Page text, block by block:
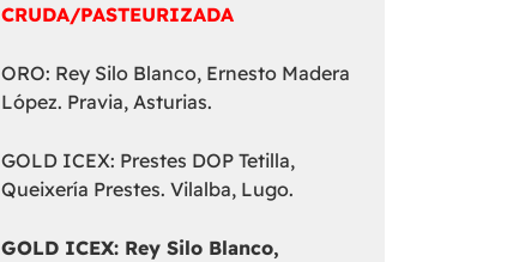
CRUDA/PASTEURIZADA
ORO: Rey Silo Blanco, Ernesto Madera
López. Pravia, Asturias.
GOLD ICEX: Prestes DOP Tetilla,
Queixería Prestes. Vilalba, Lugo.
GOLD ICEX: Rey Silo Blanco,